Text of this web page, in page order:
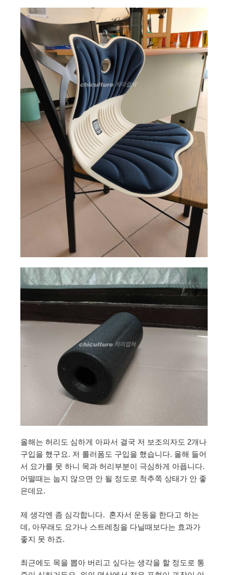
올해는 허리도 심하게 아파서 결국 저 보조의자도 2개나
구입을 했구요. 저 롤러폼도 구입을 했습니다. 올해 들어
서 요가를 못 하니 목과 허리부분이 극심하게 아픕니다.
어떨때는 눕지 않으면 안 될 정도로 척추쪽 상태가 안 좋
은데요.
제 생각엔 좀 심각합니다. 혼자서 운동을 한다고 하는
데, 아무래도 요가나 스트레칭을 다닐때보다는 효과가
좋지 못 하죠.
최근에도 목을 뽑아 버리고 싶다는 생각을 할 정도로 통